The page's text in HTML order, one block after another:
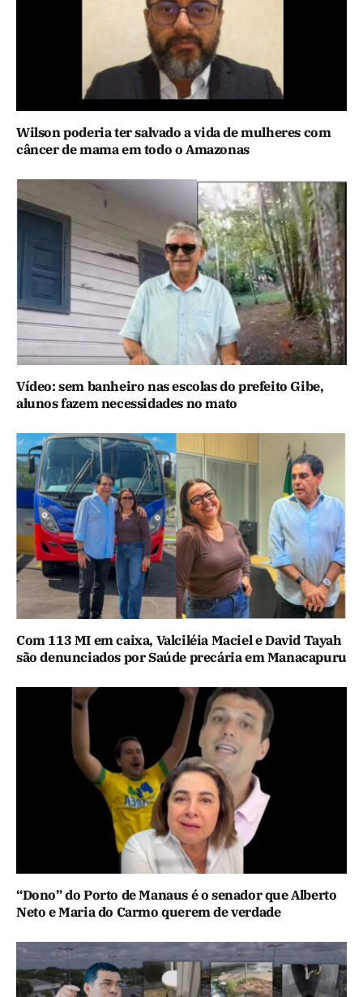
Wilson poderia ter salvado a vida de mulheres com
câncer de mama em todo o Amazonas
Vídeo: sem banheiro nas escolas do prefeito Gibe,
alunos fazem necessidades no mato
Com 113 MI em caixa, Valciléia Maciel e David Tayah
são denunciados por Saúde precária em Manacapuru
“Dono” do Porto de Manaus é o senador que Alberto
Neto e Maria do Carmo querem de verdade